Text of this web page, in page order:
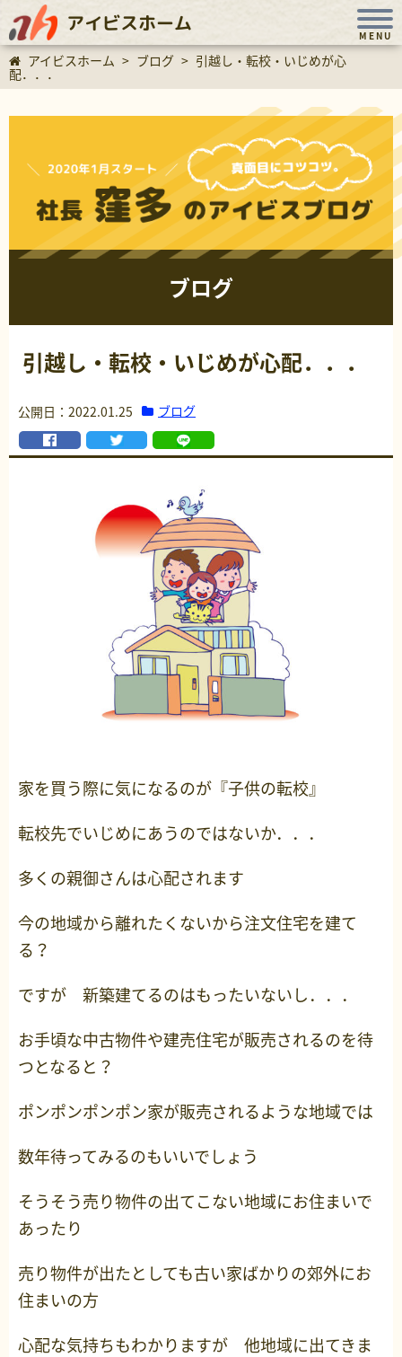
アイビスホーム
MENU
アイビスホーム > ブログ > 引越し・転校・いじめが心
配．．．
ブログ
引越し・転校・いじめが心配．．．
公開日：2022.01.25 ブログ
家を買う際に気になるのが『子供の転校』
転校先でいじめにあうのではないか．．．
多くの親御さんは心配されます
今の地域から離れたくないから注文住宅を建て
る？
ですが 新築建てるのはもったいないし．．．
お手頃な中古物件や建売住宅が販売されるのを待
つとなると？
ポンポンポンポン家が販売されるような地域では
数年待ってみるのもいいでしょう
そうそう売り物件の出てこない地域にお住まいで
あったり
売り物件が出たとしても古い家ばかりの郊外にお
住まいの方
心配な気持ちもわかりますが 他地域に出てきま